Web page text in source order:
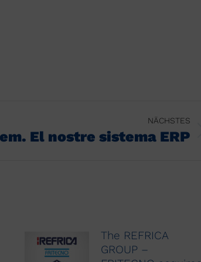
NÄCHSTES
El nostre sistema ERP
The REFRICA
GROUP –